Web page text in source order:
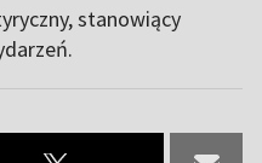
stanowiący